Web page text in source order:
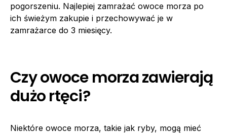
pogorszeniu. Najlepiej zamrażać owoce morza po
ich świeżym zakupie i przechowywać je w
zamrażarce do 3 miesięcy.
Czy owoce morza zawierają
dużo rtęci?
Niektóre owoce morza, takie jak ryby, mogą mieć